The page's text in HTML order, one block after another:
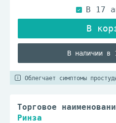
В наличии в
Облегчает симптомы
Торговое
Ринза